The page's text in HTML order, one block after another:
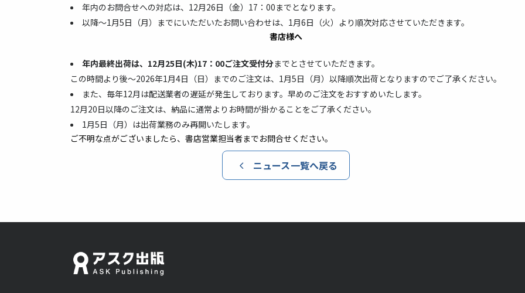
年内のお問合せへの対応は、12月26日（金）17：00までとなります。
以降～1月5日（月）までにいただいたお問い合わせは、1月6日（火）より順次対応させていただきます。
書店様へ
年内最終出荷は、12月25日(木)17：00ご注文受付分までとさせていただきます。
この時間より後～2026年1月4日（日）までのご注文は、1月5日（月）以降順次出荷となりますのでご了承ください。
また、毎年12月は配送業者の遅延が発生しております。早めのご注文をおすすめいたします。
12月20日以降のご注文は、納品に通常よりお時間が掛かることをご了承ください。
1月5日（月）は出荷業務のみ再開いたします。
ご不明な点がございましたら、書店営業担当者までお問合せください。
ニュース一覧へ戻る